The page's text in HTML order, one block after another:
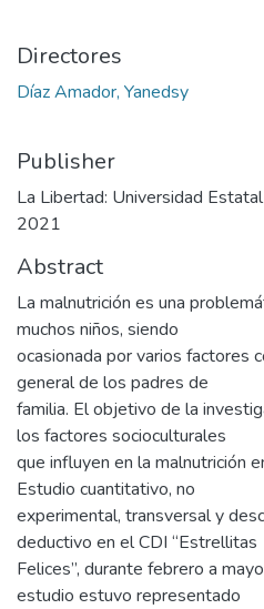
Directores
Díaz Amador, Yanedsy
Publisher
La Libertad: Universidad
2021
Abstract
La malnutrición es una
muchos niños, siendo
ocasionada por varios factores
general de los padres de
familia. El objetivo de la
los factores socioculturales
que influyen en la malnutrición
Estudio cuantitativo, no
experimental, transversal y
deductivo en el CDI “Estrellitas
Felices”, durante febrero a
estudio estuvo representado